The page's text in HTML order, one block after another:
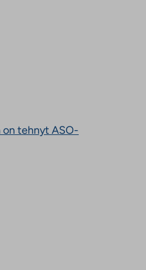
ja palveluiden
huoneen
asuntojen
on myös
tasaisen lämmön
on tehnyt ASO-